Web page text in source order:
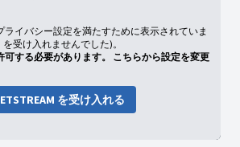
ライバシー設定を満たすために表示されていま
受け入れませんでした)。
可する必要があります。 こちらから設定を変更
を受け入れる